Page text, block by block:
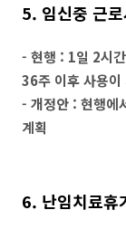
5. 임신중 근
- 현행 : 1일 2시
36주 이후 사용이
- 개정안 : 현행에
계획
6. 난임치료휴